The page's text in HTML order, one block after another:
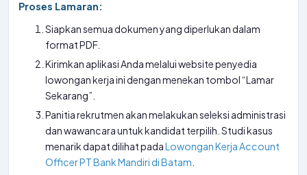
Proses Lamaran:
Siapkan semua dokumen yang diperlukan dalam
format PDF.
Kirimkan aplikasi Anda melalui website penyedia
lowongan kerja ini dengan menekan tombol “Lamar
Sekarang”.
Panitia rekrutmen akan melakukan seleksi administrasi
dan wawancara untuk kandidat terpilih. Studi kasus
menarik dapat dilihat padaLowongan Kerja Account
Officer PT Bank Mandiri di Batam